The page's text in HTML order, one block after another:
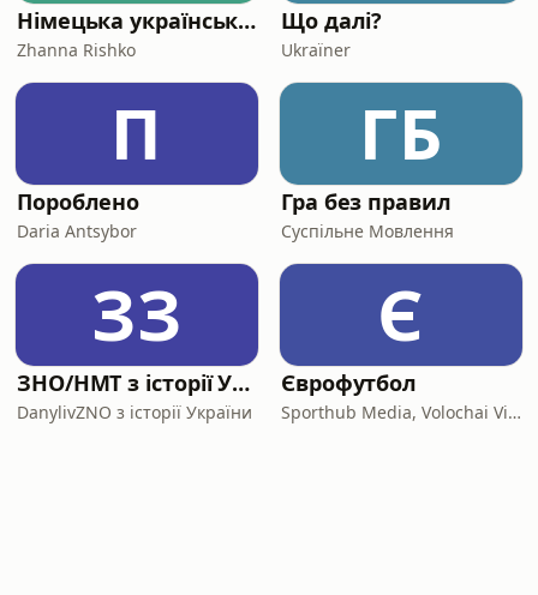
Німецька українською | Deutsch mit Zhanna
Zhanna Rishko
Що далі?
Ukraїner
П
Пороблено
Daria Antsybor
ГБ
Гра без правил
Суспільне Мовлення
ЗЗ
ЗНО/НМТ з історії України
DanylivZNO з історії України
Є
Єврофутбол
Sporthub Media, Volochai Vitalii